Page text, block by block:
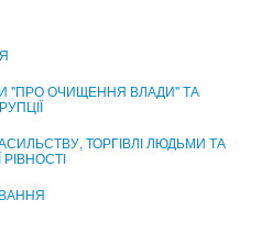
ПОСЛУГ
"ПРО ОЧИЩЕННЯ ВЛАДИ" ТА
ТОРГІВЛІ ЛЮДЬМИ ТА